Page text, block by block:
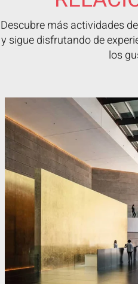
Descubre más actividades
y sigue disfrutando de
los